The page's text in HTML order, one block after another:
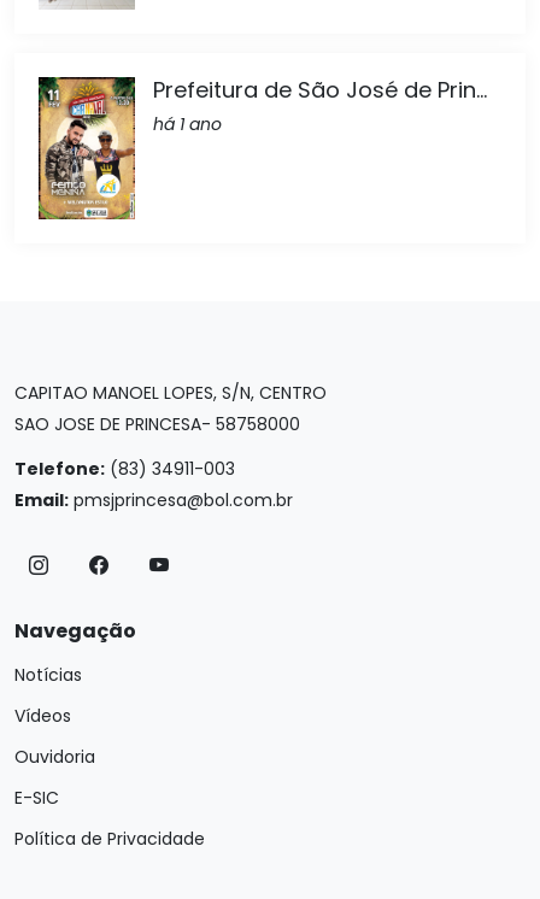
Prefeitura de São José de Prin...
há 1 ano
CAPITAO MANOEL LOPES, S/N, CENTRO
SAO JOSE DE PRINCESA- 58758000
Telefone: (83) 34911-003
Email: pmsjprincesa@bol.com.br
Navegação
Notícias
Vídeos
Ouvidoria
E-SIC
Política de Privacidade